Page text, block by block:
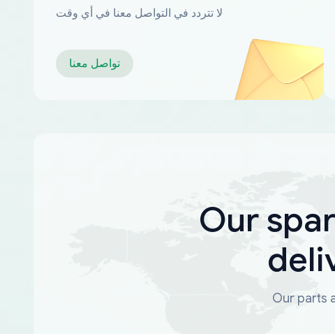
لا تتردد في التواصل معنا في أي وقت
تواصل معنا
Our
Our parts